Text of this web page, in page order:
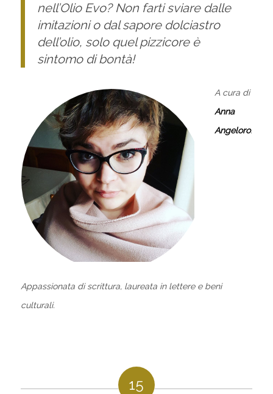
nell’Olio Evo? Non farti sviare dalle
imitazioni o dal sapore dolciastro
dell’olio, solo quel pizzicore è
sintomo di bontà!
A cura di
Anna
Angeloro.
Appassionata di scrittura, laureata in lettere e beni
culturali.
15